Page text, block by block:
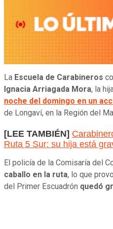
La Escuela de Carabineros
Ignacia Arriagada Mora, la
noche del domingo en un
de Longaví, en la Región del
[LEE TAMBIÉN]
Ruta 5 Sur: su hija está
El policía de la Comisaría del
caballo en la ruta, lo que
del Primer Escuadrón quedó